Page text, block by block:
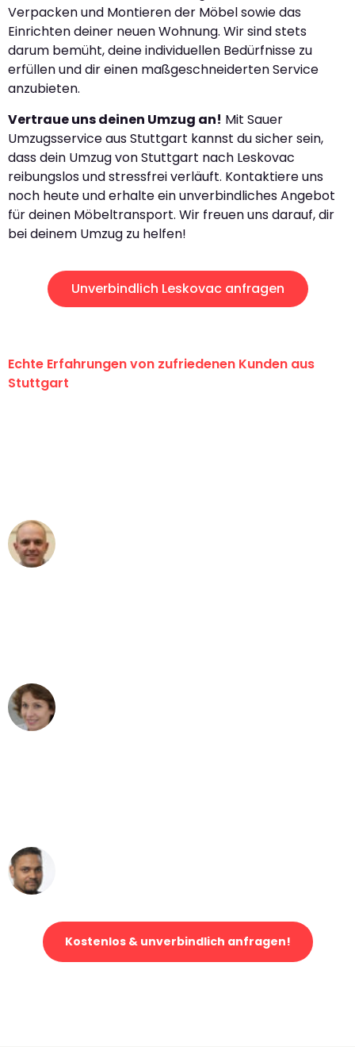
Verpacken und Montieren der Möbel sowie das
Einrichten deiner neuen Wohnung. Wir sind stets
darum bemüht, deine individuellen Bedürfnisse zu
erfüllen und dir einen maßgeschneiderten Service
anzubieten.
Vertraue uns deinen Umzug an! Mit Sauer
Umzugsservice aus Stuttgart kannst du sicher sein,
dass dein Umzug von Stuttgart nach Leskovac
reibungslos und stressfrei verläuft. Kontaktiere uns
noch heute und erhalte ein unverbindliches Angebot
für deinen Möbeltransport. Wir freuen uns darauf, dir
bei deinem Umzug zu helfen!
Unverbindlich Leskovac anfragen
Echte Erfahrungen von zufriedenen Kunden aus
Stuttgart
Kostenlos & unverbindlich anfragen!